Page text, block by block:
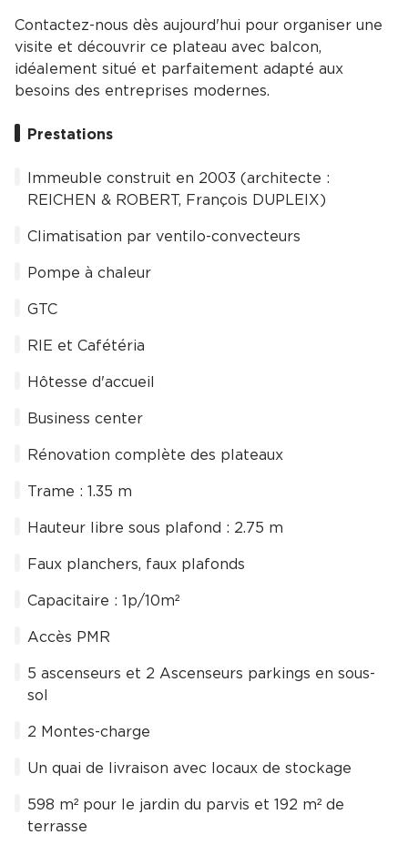
Contactez-nous dès aujourd'hui pour organiser une
visite et découvrir ce plateau avec balcon,
idéalement situé et parfaitement adapté aux
besoins des entreprises modernes.
Prestations
Immeuble construit en 2003 (architecte :
REICHEN & ROBERT, François DUPLEIX)
Climatisation par ventilo-convecteurs
Pompe à chaleur
GTC
RIE et Cafétéria
Hôtesse d'accueil
Business center
Rénovation complète des plateaux
Trame : 1.35 m
Hauteur libre sous plafond : 2.75 m
Faux planchers, faux plafonds
Capacitaire : 1p/10m²
Accès PMR
5 ascenseurs et 2 Ascenseurs parkings en sous-
sol
2 Montes-charge
Un quai de livraison avec locaux de stockage
598 m² pour le jardin du parvis et 192 m² de
terrasse